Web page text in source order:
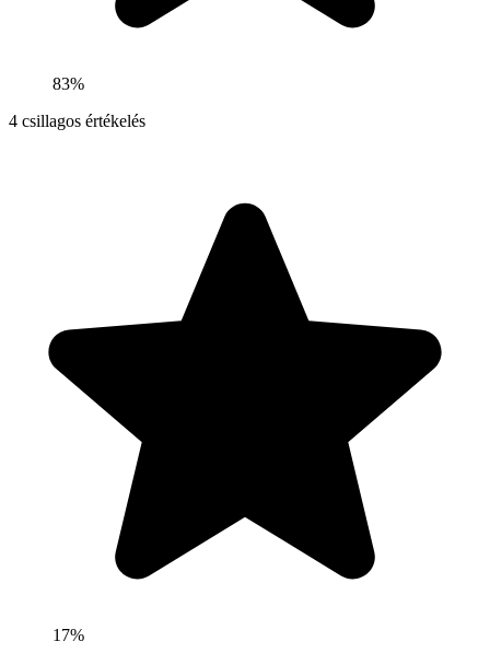
83%
4 csillagos értékelés
17%